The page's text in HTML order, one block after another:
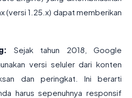
(versi 1.25.x) dapat memberikan
Sejak tahun 2018, Google
versi seluler dari konten
dan peringkat. Ini berarti
harus sepenuhnya responsif